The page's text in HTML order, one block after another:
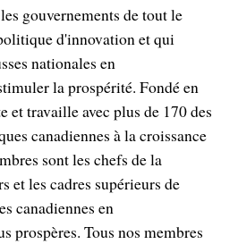
gouvernements de tout le
d'innovation et qui
nationales en
la prospérité. Fondé en
et travaille avec plus de 170 des
canadiennes à la croissance
sont les chefs de la
et les cadres supérieurs de
canadiennes en
prospères. Tous nos membres